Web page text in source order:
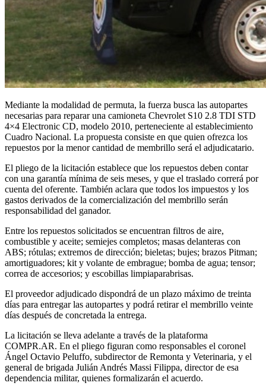
Mediante la modalidad de permuta, la fuerza busca las autopartes
necesarias para reparar una camioneta Chevrolet S10 2.8 TDI STD
4×4 Electronic CD, modelo 2010, perteneciente al establecimiento
Cuadro Nacional. La propuesta consiste en que quien ofrezca los
repuestos por la menor cantidad de membrillo será el adjudicatario.
El pliego de la licitación establece que los repuestos deben contar
con una garantía mínima de seis meses, y que el traslado correrá por
cuenta del oferente. También aclara que todos los impuestos y los
gastos derivados de la comercialización del membrillo serán
responsabilidad del ganador.
Entre los repuestos solicitados se encuentran filtros de aire,
combustible y aceite; semiejes completos; masas delanteras con
ABS; rótulas; extremos de dirección; bieletas; bujes; brazos Pitman;
amortiguadores; kit y volante de embrague; bomba de agua; tensor;
correa de accesorios; y escobillas limpiaparabrisas.
El proveedor adjudicado dispondrá de un plazo máximo de treinta
días para entregar las autopartes y podrá retirar el membrillo veinte
días después de concretada la entrega.
La licitación se lleva adelante a través de la plataforma
COMPR.AR. En el pliego figuran como responsables el coronel
Ángel Octavio Peluffo, subdirector de Remonta y Veterinaria, y el
general de brigada Julián Andrés Massi Filippa, director de esa
dependencia militar, quienes formalizarán el acuerdo.